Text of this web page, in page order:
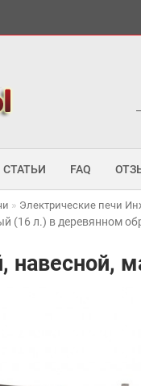
СТАТЬИ FAQ
Электрические печи
(16 л.) в деревянном
навесной,